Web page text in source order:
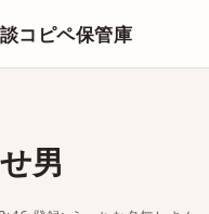
コピペ保管庫
男